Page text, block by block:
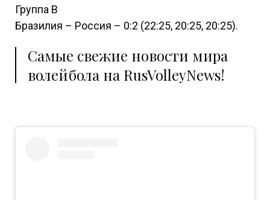
Группа В
Бразилия – Россия – 0:2 (22:25, 20:25, 20:25).
Самые свежие новости мира
волейбола на RusVolleyNews!